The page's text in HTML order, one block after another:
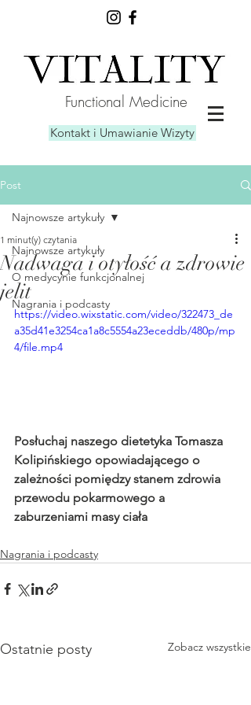
Functional Medicine
Kontakt i Umawianie Wizyty
Post
Najnowsze artykuły
O medycynie funkcjonalnej
Nagrania i podcasty
Najnowsze artykuły
Nadwaga i otyłość a zdrowie
jelit
1 minut(y) czytania
https://video.wixstatic.com/video/322473_de
a35d41e3254ca1a8c5554a23eceddb/480p/mp
4/file.mp4
Posłuchaj naszego dietetyka Tomasza
Kolipińskiego opowiadającego o
zależności pomiędzy stanem zdrowia
przewodu pokarmowego a
zaburzeniami masy ciała
Nagrania i podcasty
Ostatnie posty Zobacz wszystkie